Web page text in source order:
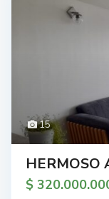
15
HERMOSO
$